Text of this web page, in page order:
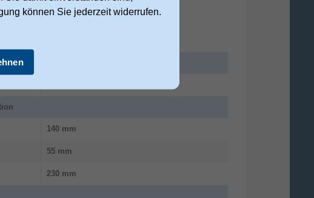
140 mm
55 mm
230 mm
können Sie jederzeit widerrufen.